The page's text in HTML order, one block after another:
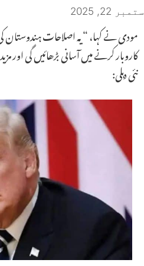
ستمبر 22, 2025
مودی نے کہا، “یہ اصلاحات ہندوستان کی
کاروبار کرنے میں آسانی بڑھائیں گی اور
نئی دہلی: